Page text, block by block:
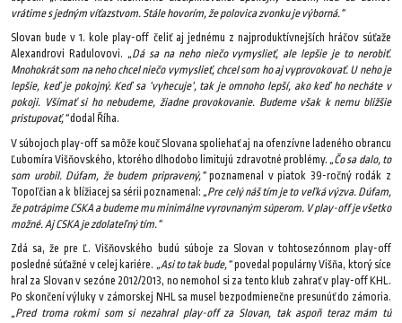
vrátime s jedným víťazstvom. Stále hovorím, že polovica zvonku je výborná.“
Slovan bude v 1. kole play-off čeliť aj jednému z najproduktívnejších hráčov súťaže
Alexandrovi Radulovovi. „Dá sa na neho niečo vymyslieť, ale lepšie je to nerobiť.
Mnohokrát som na neho chcel niečo vymyslieť, chcel som ho aj vyprovokovať. U neho je
lepšie, keď je pokojný. Keď sa ‘vyhecuje‘, tak je omnoho lepší, ako keď ho necháte v
pokoji. Všímať si ho nebudeme, žiadne provokovanie. Budeme však k nemu bližšie
pristupovať,“dodal Říha.
V súbojoch play-off sa môže kouč Slovana spoliehať aj na ofenzívne ladeného obrancu
Ľubomíra Višňovského, ktorého dlhodobo limitujú zdravotné problémy. „Čo sa dalo, to
som urobil. Dúfam, že budem pripravený,“poznamenal v piatok 39-ročný rodák z
Topoľčian a k blížiacej sa sérii poznamenal: „Pre celý náš tím je to veľká výzva. Dúfam,
že potrápime CSKA a budeme mu minimálne vyrovnaným súperom. V play-off je všetko
možné. Aj CSKA je zdolateľný tím.“
Zdá sa, že pre Ľ. Višňovského budú súboje za Slovan v tohtosezónnom play-off
posledné súťažné v celej kariére. „Asi to tak bude,“povedal populárny Višňa, ktorý síce
hral za Slovan v sezóne 2012/2013, no nemohol si za tento klub zahrať v play-off KHL.
Po skončení výluky v zámorskej NHL sa musel bezpodmienečne presunúť do zámoria.
„Pred troma rokmi som si nezahral play-off za Slovan, tak aspoň teraz mám tú